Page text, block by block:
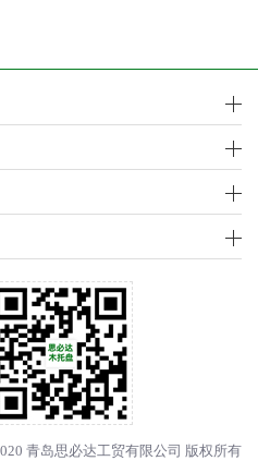
青岛思必达工贸有限公司 版权所有